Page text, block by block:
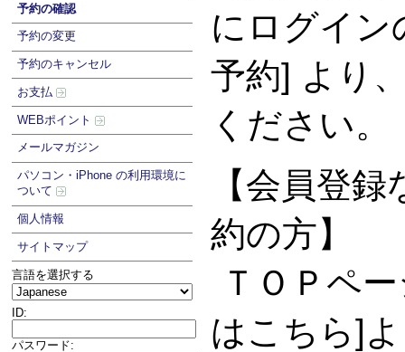
予約の確認
予約の変更
予約のキャンセル
お支払
WEBポイント
メールマガジン
パソコン・iPhone の利用環境に
ついて
個人情報
サイトマップ
言語を選択する
ID:
パスワード:
にログイン
予約] より
ください。
【会員登
約の方】
ＴＯＰペ
はこちら]